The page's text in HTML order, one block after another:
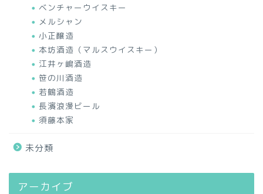
ベンチャーウイスキー
メルシャン
小正醸造
本坊酒造（マルスウイスキー）
江井ヶ嶋酒造
笹の川酒造
若鶴酒造
長濱浪漫ビール
須藤本家
未分類
アーカイブ